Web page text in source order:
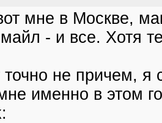
мне в Москве,
- и все. Хотя
точно не причем, я
именно в этом